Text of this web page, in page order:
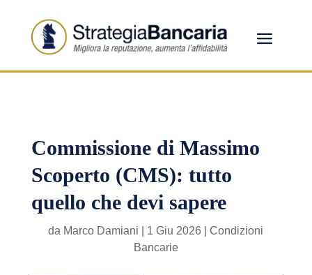
Commissione di Massimo
Scoperto (CMS): tutto
quello che devi sapere
da Marco Damiani 1 Giu 2026 |Condizioni
Bancarie